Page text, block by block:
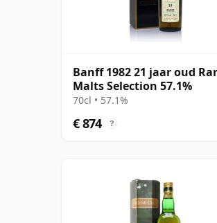
Banff 1982 21 jaar oud
Malts Selection 57.1%
70cl • 57.1%
€ 874 ?